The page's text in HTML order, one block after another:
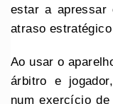
estar a apressar
atraso
Ao usar o
árbitro e
num exercício